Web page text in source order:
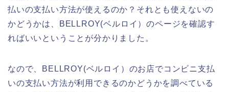
払いの支払い方法が使えるのか？それとも使えないの
かどうかは、BELLROY(ベルロイ）のページを確認す
ればいいということが分かりました。
なので、BELLROY(ベルロイ）のお店でコンビニ支払
いの支払い方法が利用できるのかどうかを調べている